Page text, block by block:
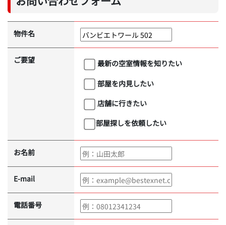
物件名
ご要望
最新の空室情報を知りたい
部屋を内見したい
店舗に行きたい
部屋探しを依頼したい
お名前
E-mail
電話番号